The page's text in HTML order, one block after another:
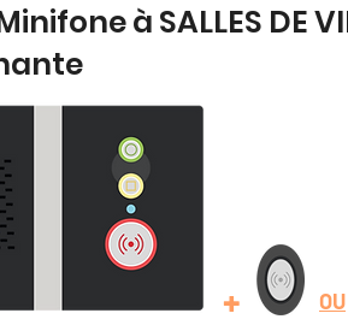
à SALLES DE
+ OU